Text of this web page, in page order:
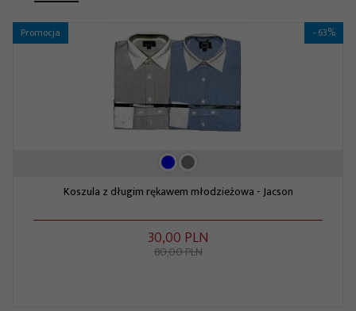
Promocja - 63%
Koszula z długim rękawem młodzieżowa - Jacson
30,00 PLN
80,00 PLN